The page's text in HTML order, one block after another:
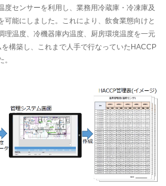
度センサーを利用し、業務用冷蔵庫・冷凍庫及
可能にしました。これにより、飲食業態向けと
理温度、冷機器庫内温度、厨房環境温度を一元
構築し、これまで人手で行なっていたHACCP